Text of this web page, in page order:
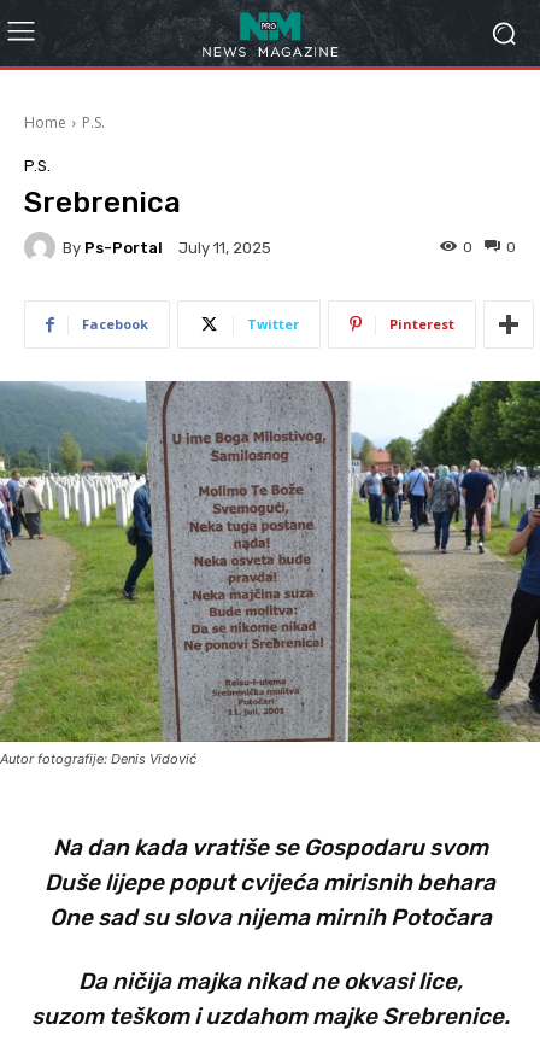
Home P.S.
P.S.
Srebrenica
By Ps-Portal July 11, 2025 0
0
Facebook Twitter Pinterest
Autor fotografije: Denis Vidović
Na dan kada vratiše se Gospodaru svom
Duše lijepe poput cvijeća mirisnih behara
One sad su slova nijema mirnih Potočara
Da ničija majka nikad ne okvasi lice,
suzom teškom i uzdahom majke Srebrenice.